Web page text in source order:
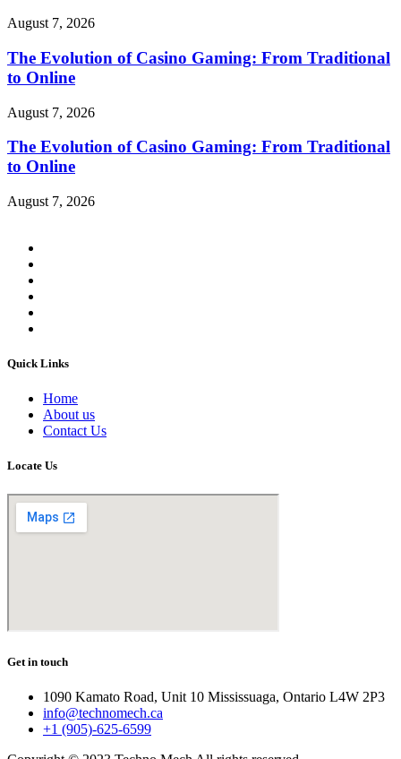
August 7, 2026
The Evolution of Casino Gaming: From Traditional
to Online
August 7, 2026
The Evolution of Casino Gaming: From Traditional
to Online
August 7, 2026
Quick Links
Home
About us
Contact Us
Locate Us
Get in touch
1090 Kamato Road, Unit 10 Mississuaga, Ontario L4W 2P3
info@technomech.ca
+1 (905)-625-6599